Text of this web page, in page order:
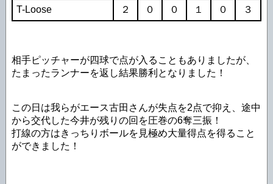
T-Loose ２ ０ ０ １ ０ ３
相手ピッチャーが四球で点が入ることもありましたが、
たまったランナーを返し結果勝利となりました！
この日は我らがエース古田さんが失点を2点で抑え、途中
から交代した今井が残りの回を圧巻の6奪三振！
打線の方はきっちりボールを見極め大量得点を得ること
ができました！